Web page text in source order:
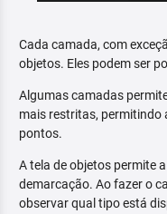
Cada camada, com
objetos. Eles podem ser
Algumas camadas
mais restritas, permitindo
pontos.
A tela de objetos permite
demarcação. Ao fazer o
observar qual tipo está